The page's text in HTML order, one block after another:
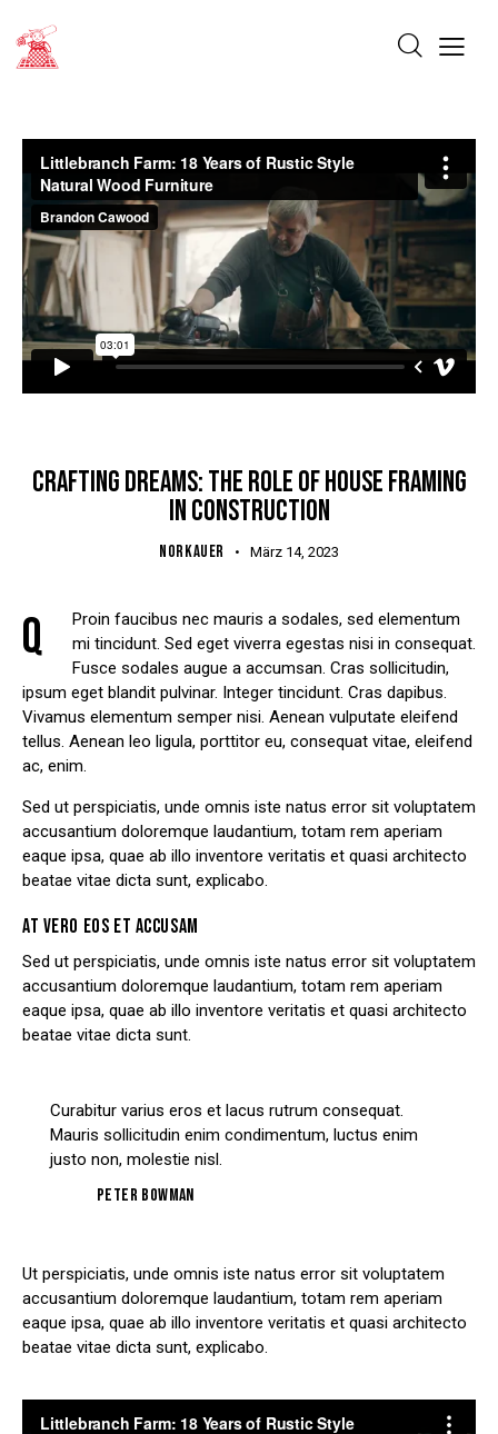
CRAFTING DREAMS: THE ROLE OF HOUSE FRAMING
IN CONSTRUCTION
NORKAUER März 14, 2023
Q
Proin faucibus nec mauris a sodales, sed elementum
mi tincidunt. Sed eget viverra egestas nisi in consequat.
Fusce sodales augue a accumsan. Cras sollicitudin,
ipsum eget blandit pulvinar. Integer tincidunt. Cras dapibus.
Vivamus elementum semper nisi. Aenean vulputate eleifend
tellus. Aenean leo ligula, porttitor eu, consequat vitae, eleifend
ac, enim.
Sed ut perspiciatis, unde omnis iste natus error sit voluptatem
accusantium doloremque laudantium, totam rem aperiam
eaque ipsa, quae ab illo inventore veritatis et quasi architecto
beatae vitae dicta sunt, explicabo.
AT VERO EOS ET ACCUSAM
Sed ut perspiciatis, unde omnis iste natus error sit voluptatem
accusantium doloremque laudantium, totam rem aperiam
eaque ipsa, quae ab illo inventore veritatis et quasi architecto
beatae vitae dicta sunt.
Curabitur varius eros et lacus rutrum consequat.
Mauris sollicitudin enim condimentum, luctus enim
justo non, molestie nisl.
Peter Bowman
Ut perspiciatis, unde omnis iste natus error sit voluptatem
accusantium doloremque laudantium, totam rem aperiam
eaque ipsa, quae ab illo inventore veritatis et quasi architecto
beatae vitae dicta sunt, explicabo.